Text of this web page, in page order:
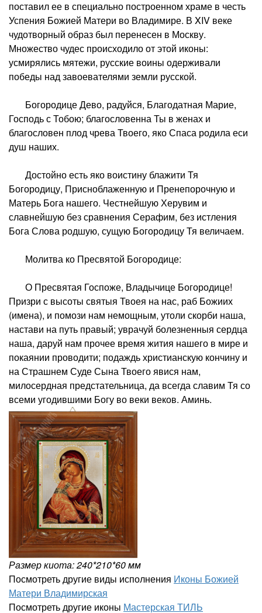
поставил ее в специально построенном храме в честь
Успения Божией Матери во Владимире. В XIV веке
чудотворный образ был перенесен в Москву.
Множество чудес происходило от этой иконы:
усмирялись мятежи, русские воины одерживали
победы над завоевателями земли русской.
Богородице Дево, радуйся, Благодатная Марие,
Господь с Тобою; благословенна Ты в женах и
благословен плод чрева Твоего, яко Спаса родила еси
душ наших.
Достойно есть яко воистину блажити Тя
Богородицу, Присноблаженную и Пренепорочную и
Матерь Бога нашего. Честнейшую Херувим и
славнейшую без сравнения Серафим, без истления
Бога Слова родшую, сущую Богородицу Тя величаем.
Молитва ко Пресвятой Богородице:
О Пресвятая Госпоже, Владычице Богородице!
Призри с высоты святыя Твоея на нас, раб Божиих
(имена), и помози нам немощным, утоли скорби наша,
настави на путь правый; уврачуй болезненныя сердца
наша, даруй нам прочее время жития нашего в мире и
покаянии проводити; подаждь христианскую кончину и
на Страшнем Суде Сына Твоего явися нам,
милосердная предстательница, да всегда славим Тя со
всеми угодившими Богу во веки веков. Аминь.
Размер киота: 240*210*60 мм
Посмотреть другие виды исполнения Иконы Божией
Матери Владимирская
Посмотреть другие иконы Мастерская ТИЛЬ